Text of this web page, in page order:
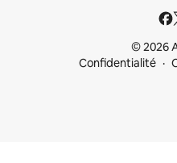
© 2026
Confidentialité